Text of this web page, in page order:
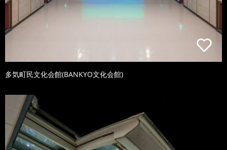
多気町民文化会館(BANKYO文化会館)